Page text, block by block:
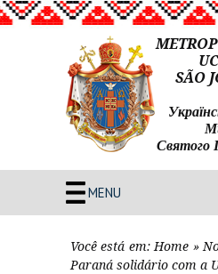
SÃO
Святого
MENU
Você está em: Home »
Paraná solidário com a